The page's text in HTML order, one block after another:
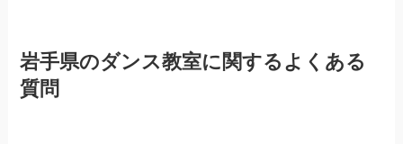
岩手県のダンス教室に関するよくある
質問